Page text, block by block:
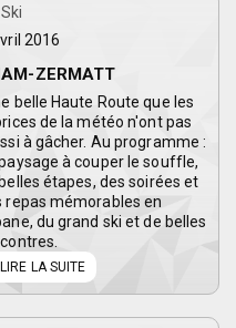
Ski
2016
ZERMATT
belle Haute Route que les
de la météo n'ont pas
à gâcher. Au programme :
à couper le souffle,
étapes, des soirées et
repas mémorables en
du grand ski et de belles
LIRE LA SUITE